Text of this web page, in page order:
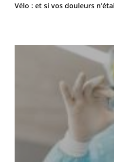
Vélo : et si vos douleurs